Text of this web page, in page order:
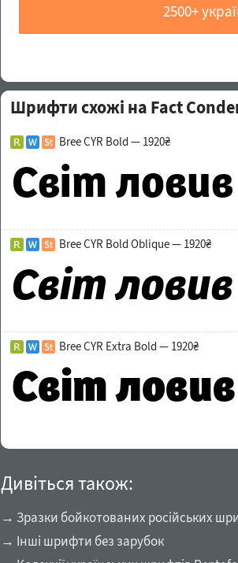
2500+
Шрифти схожі на Fact
Bree CYR Bold — 1920₴
Bree CYR Bold Oblique — 1920₴
Bree CYR Extra Bold — 1920₴
Дивіться також:
→ Зразки бойкотованих російських
→ Інші шрифти без зарубок